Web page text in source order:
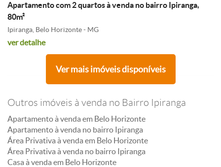
Apartamento com 2 quartos à venda no bairro Ipiranga,
80m²
Ipiranga, Belo Horizonte - MG
ver detalhe
Ver mais imóveis disponíveis
Outros imóveis à venda no Bairro Ipiranga
Apartamento à venda em Belo Horizonte
Apartamento à venda no bairro Ipiranga
Área Privativa à venda em Belo Horizonte
Área Privativa à venda no bairro Ipiranga
Casa à venda em Belo Horizonte